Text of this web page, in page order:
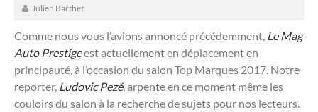
Julien Barthet
Comme nous vous l’avions annoncé précédemment, Le Mag
Auto Prestigeest actuellement en déplacement en
principauté, à l’occasion du salon Top Marques 2017. Notre
reporter, Ludovic Pezé, arpente en ce moment même les
couloirs du salon à la recherche de sujets pour nos lecteurs.